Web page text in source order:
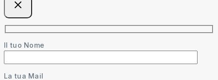
Il tuo Nome
La tua Mail